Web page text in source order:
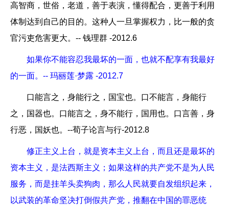
高智商，世俗，老道，善于表演，懂得配合，更善于利用
体制达到自己的目的。这种人一旦掌握权力，比一般的贪
官污吏危害更大。-- 钱理群 -2012.6
如果你不能容忍我最坏的一面，也就不配享有我最好
的一面。-- 玛丽莲·梦露 -2012.7
口能言之，身能行之，国宝也。口不能言，身能行
之，国器也。口能言之，身不能行，国用也。口言善，身
行恶，国妖也。--荀子论言与行-2012.8
修正主义上台，就是资本主义上台，而且还是最坏的
资本主义，是法西斯主义；如果这样的共产党不是为人民
服务，而是挂羊头卖狗肉，那么人民就要自发组织起来，
以武装的革命坚决打倒假共产党，推翻在中国的罪恶统